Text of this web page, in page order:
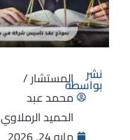
نشر
بواسطةالمستشار /
محمد عبد
الحميد الرملاوي